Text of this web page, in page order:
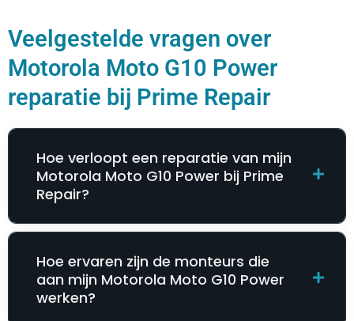
Veelgestelde vragen over
Motorola Moto G10 Power
reparatie bij Prime Repair
Hoe verloopt een reparatie van mijn
Motorola Moto G10 Power bij Prime
Repair?
Hoe ervaren zijn de monteurs die
aan mijn Motorola Moto G10 Power
werken?